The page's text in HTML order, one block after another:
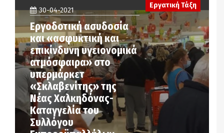
30-04-2021
Εργοδοτική ασυδοσία
και «ασφυκτική και
επικίνδυνη υγειονομικά
ατμόσφαιρα» στο
υπερμάρκετ
«Σκλαβενίτης» της
Νέας Χαλκηδόνας-
Καταγγελία του
Συλλόγου
Εργατική Τάξη